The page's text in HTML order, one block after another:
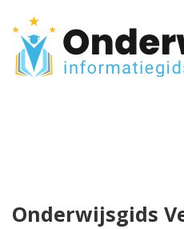
Onderwijsgids